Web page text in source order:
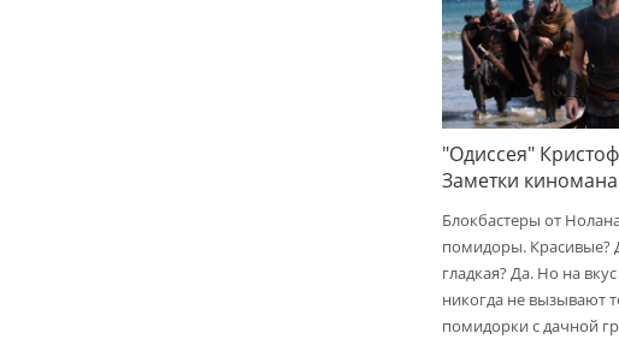
"Одиссея"
Заметки киномана
Блокбастеры от
помидоры. Красивые?
гладкая? Да. Но на
никогда не вызывают
помидорки с дачной